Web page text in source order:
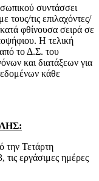
συντάσσει
τους/τις επιλαχόντες/
φθίνουσα σειρά σε
Η τελική
το Δ.Σ. του
και διατάξεων για
κάθε
την Τετάρτη
εργάσιμες ημέρες